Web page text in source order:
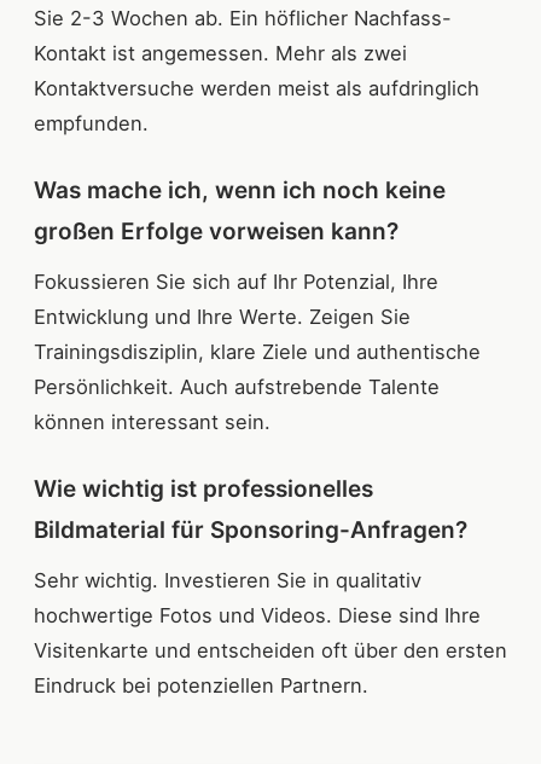
Sie 2-3 Wochen ab. Ein höflicher Nachfass-
Kontakt ist angemessen. Mehr als zwei
Kontaktversuche werden meist als aufdringlich
empfunden.
Was mache ich, wenn ich noch keine
großen Erfolge vorweisen kann?
Fokussieren Sie sich auf Ihr Potenzial, Ihre
Entwicklung und Ihre Werte. Zeigen Sie
Trainingsdisziplin, klare Ziele und authentische
Persönlichkeit. Auch aufstrebende Talente
können interessant sein.
Wie wichtig ist professionelles
Bildmaterial für Sponsoring-Anfragen?
Sehr wichtig. Investieren Sie in qualitativ
hochwertige Fotos und Videos. Diese sind Ihre
Visitenkarte und entscheiden oft über den ersten
Eindruck bei potenziellen Partnern.